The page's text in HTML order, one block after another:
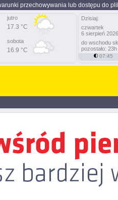
przechowywania lub dostępu do
jutro
17.3 °C
sobota
16.9 °C
Dzisiaj:
czwartek
6 sierpień 2026
do wschodu
pozostało:
07:45